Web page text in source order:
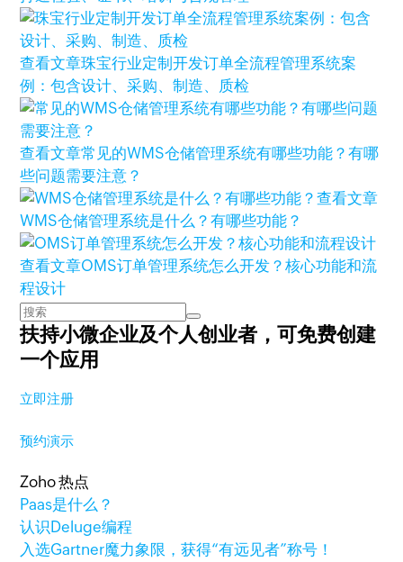
查看文章珠宝行业定制开发订单全流程管理系统案
例：包含设计、采购、制造、质检
查看文章常见的WMS仓储管理系统有哪些功能？有哪
些问题需要注意？
查看文章
WMS仓储管理系统是什么？有哪些功能？
查看文章OMS订单管理系统怎么开发？核心功能和流
程设计
扶持小微企业及个人创业者，可免费创建
一个应用
立即注册
预约演示
Zoho 热点
Paas是什么？
认识Deluge编程
入选Gartner魔力象限，获得“有远见者”称号！